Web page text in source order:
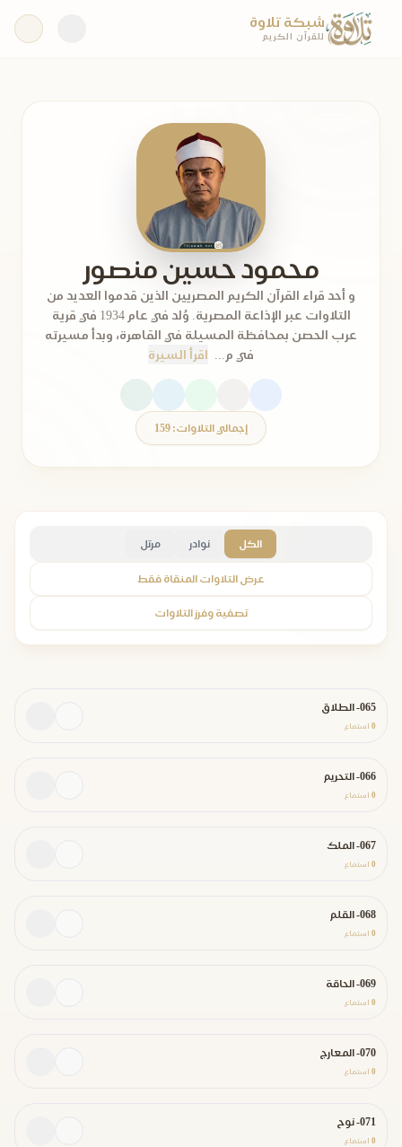
شبكة تلاوة
للقرآن الكريم
محمود حسين منصور
و أحد قراء القرآن الكريم المصريين الذين قدموا العديد من
التلاوات عبر الإذاعة المصرية. وُلد في عام 1934 في قرية
عرب الحصن بمحافظة المسيلة في القاهرة، وبدأ مسيرته
في م...
اقرأ السيرة
إجمالي التلاوات: 159
الكل نوادر مرتل
عرض التلاوات المنقاة فقط
تصفية وفرز التلاوات
065- الطلاق
0 استماع
066- التحريم
0 استماع
067- الملك
0 استماع
068- القلم
0 استماع
069- الحاقة
0 استماع
070- المعارج
0 استماع
071- نوح
0 استماع